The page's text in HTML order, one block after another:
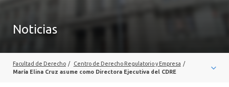
PROFESORES
Noticias
Facultad de Derecho / Centro de Derecho Regulatorio y Empresa /
María Elina Cruz asume como Directora Ejecutiva del CDRE